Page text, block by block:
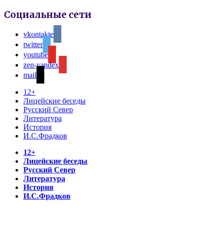
Социальные сети
vkontakte
twitter
youtube
zen-yandex
mail
12+
Лицейские беседы
Русский Север
Литература
История
И.С.Фрадков
12+
Лицейские беседы
Русский Север
Литература
История
И.С.Фрадков